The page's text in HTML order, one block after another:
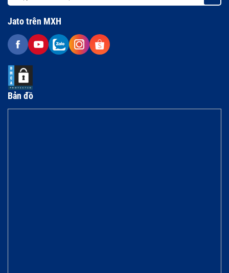
Jato trên MXH
Bản đồ